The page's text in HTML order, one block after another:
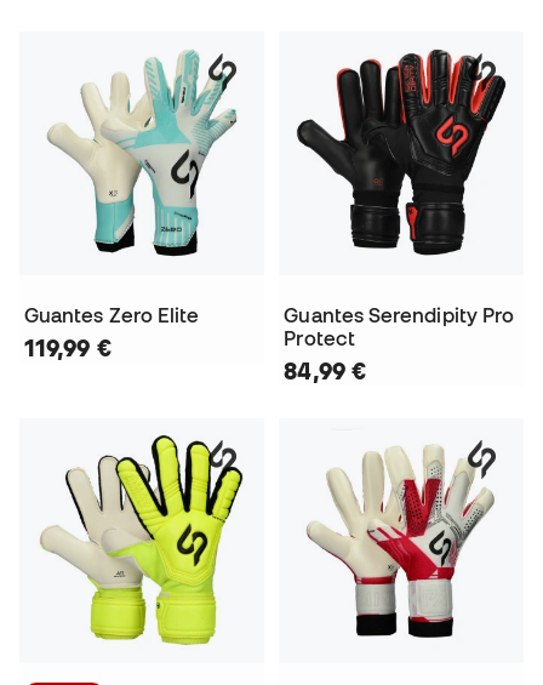
Guantes Zero Elite
119,99 €
Guantes Serendipity Pro
Protect
84,99 €